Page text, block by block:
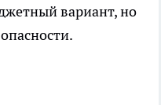
вариант, но